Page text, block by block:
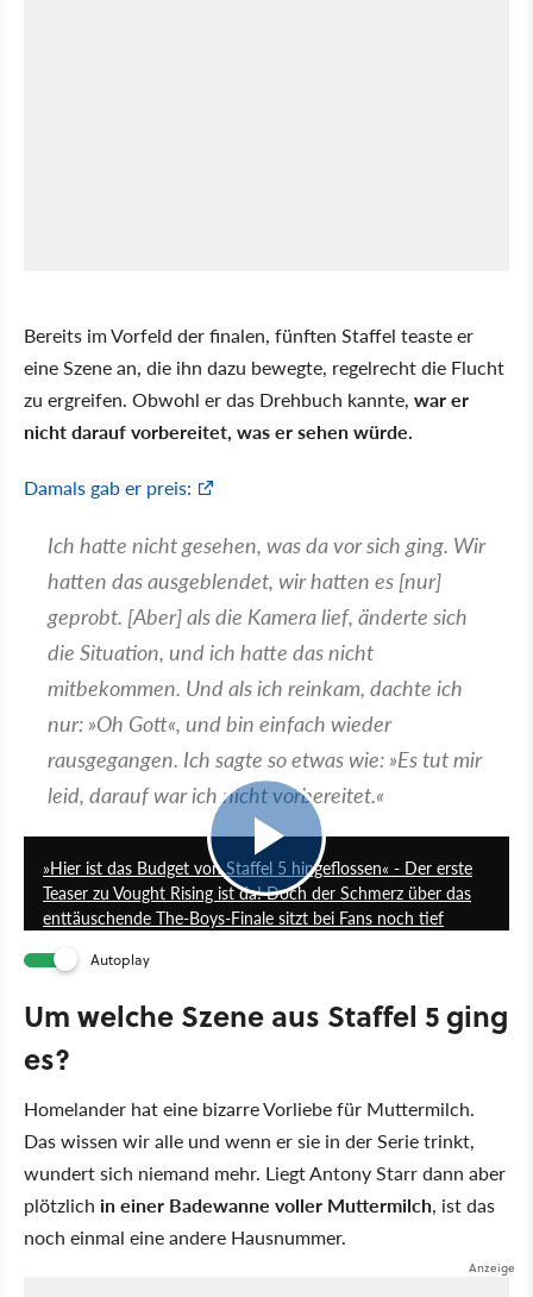
Bereits im Vorfeld der finalen, fünften Staffel teaste er
eine Szene an, die ihn dazu bewegte, regelrecht die Flucht
zu ergreifen. Obwohl er das Drehbuch kannte, war er
nicht darauf vorbereitet, was er sehen würde.
Damals gab er preis:
Ich hatte nicht gesehen, was da vor sich ging. Wir
hatten das ausgeblendet, wir hatten es [nur]
geprobt. [Aber] als die Kamera lief, änderte sich
die Situation, und ich hatte das nicht
mitbekommen. Und als ich reinkam, dachte ich
nur: »Oh Gott«, und bin einfach wieder
rausgegangen. Ich sagte so etwas wie: »Es tut mir
leid, darauf war ich nicht vorbereitet.«
»Hier ist das Budget von Staffel 5 hingeflossen« - Der erste
Teaser zu Vought Rising ist da! Doch der Schmerz über das
enttäuschende The-Boys-Finale sitzt bei Fans noch tief
Autoplay
Um welche Szene aus Staffel 5 ging
es?
Homelander hat eine bizarre Vorliebe für Muttermilch.
Das wissen wir alle und wenn er sie in der Serie trinkt,
wundert sich niemand mehr. Liegt Antony Starr dann aber
plötzlich in einer Badewanne voller Muttermilch, ist das
noch einmal eine andere Hausnummer.